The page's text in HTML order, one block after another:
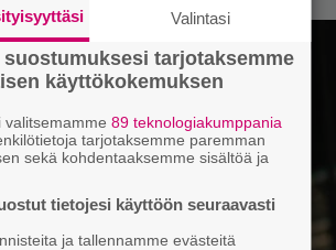
Valintasi
suostumuksesi tarjotaksemme
käyttökokemuksen
valitsemamme89 teknologiakumppania
tarjotaksemme paremman
sekä kohdentaaksemme sisältöä ja
tietojesi käyttöön seuraavasti
ja tallennamme evästeitä